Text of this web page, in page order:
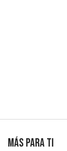
Más para ti